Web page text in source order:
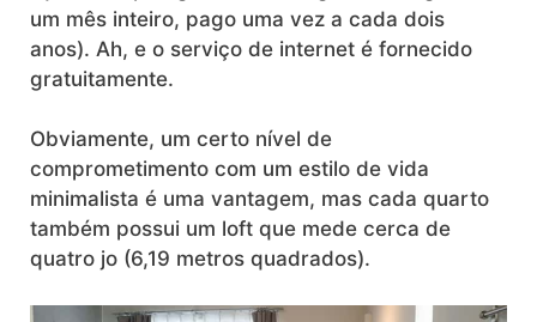
um mês inteiro, pago uma vez a cada dois
anos). Ah, e o serviço de internet é fornecido
gratuitamente.
Obviamente, um certo nível de
comprometimento com um estilo de vida
minimalista é uma vantagem, mas cada quarto
também possui um loft que mede cerca de
quatro jo (6,19 metros quadrados).